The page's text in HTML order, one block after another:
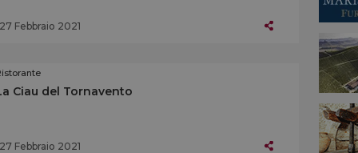
27 Febbraio 2021
Ciau del Tornavento
27 Febbraio 2021